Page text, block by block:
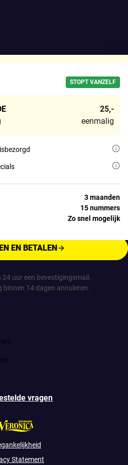
eenmalig
STOPT VANZELF
25,-
eenmalig
tijdschrift van Nederland.
specials uit, met nóg meer kijk- en
3 maanden
15 nummers
Zo snel mogelijk
EN BETALEN
uur een bevestigingsmail.
binnen 14 dagen annuleren.
vragen
Statement